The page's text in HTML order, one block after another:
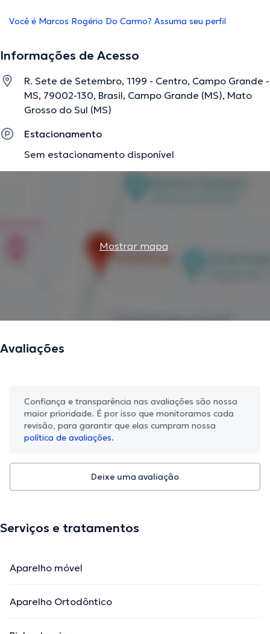
Você é Marcos Rogério Do Carmo? Assuma seu perfil
Informações de Acesso
R. Sete de Setembro, 1199 - Centro, Campo Grande -
MS, 79002-130, Brasil, Campo Grande (MS), Mato
Grosso do Sul (MS)
Estacionamento
Sem estacionamento disponível
Mostrar mapa
Avaliações
Confiança e transparência nas avaliações são nossa
maior prioridade. É por isso que monitoramos cada
revisão, para garantir que elas cumpram nossa
política de avaliações.
Deixe uma avaliação
Serviços e tratamentos
Aparelho móvel
Aparelho Ortodôntico